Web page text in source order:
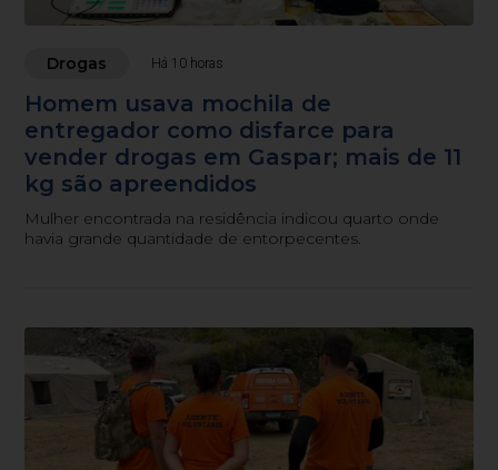
Drogas Há 10 horas
Homem usava mochila de
entregador como disfarce para
vender drogas em Gaspar; mais de 11
kg são apreendidos
Mulher encontrada na residência indicou quarto onde
havia grande quantidade de entorpecentes.